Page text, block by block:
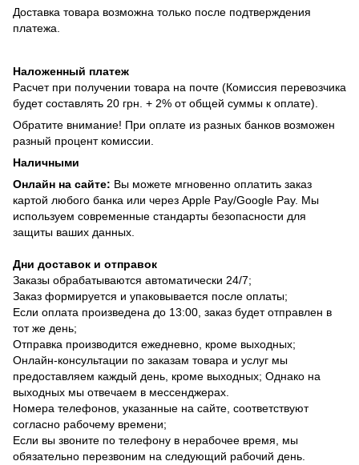
Доставка товара возможна только после подтверждения
платежа.
Наложенный платеж
Расчет при получении товара на почте (Комиссия перевозчика
будет составлять 20 грн. + 2% от общей суммы к оплате).
Обратите внимание! При оплате из разных банков возможен
разный процент комиссии.
Наличными
Онлайн на сайте: Вы можете мгновенно оплатить заказ
картой любого банка или через Apple Pay/Google Pay. Мы
используем современные стандарты безопасности для
защиты ваших данных.
Дни доставок и отправок
Заказы обрабатываются автоматически 24/7;
Заказ формируется и упаковывается после оплаты;
Если оплата произведена до 13:00, заказ будет отправлен в
тот же день;
Отправка производится ежедневно, кроме выходных;
Онлайн-консультации по заказам товара и услуг мы
предоставляем каждый день, кроме выходных; Однако на
выходных мы отвечаем в мессенджерах.
Номера телефонов, указанные на сайте, соответствуют
согласно рабочему времени;
Если вы звоните по телефону в нерабочее время, мы
обязательно перезвоним на следующий рабочий день.